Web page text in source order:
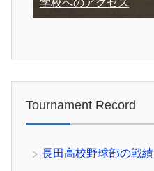
学校へのアクセス
Tournament Record
長田高校野球部の戦績